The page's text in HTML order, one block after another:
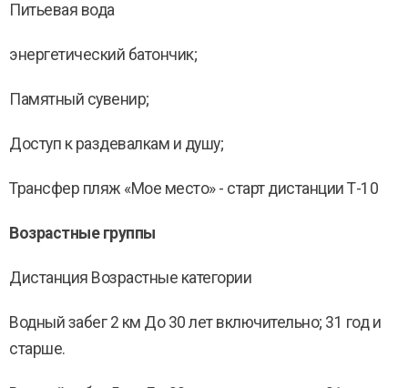
Питьевая вода
энергетический батончик;
Памятный сувенир;
Доступ к раздевалкам и душу;
Трансфер пляж «Мое место» - старт дистанции Т-10
Возрастные группы
Дистанция Возрастные категории
Водный забег 2 км До 30 лет включительно; 31 год и
старше.